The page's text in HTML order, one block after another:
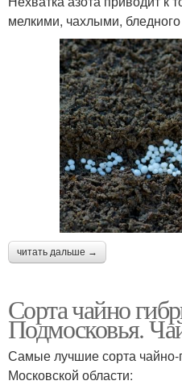
мелкими, чахлыми, бледного
читать дальше →
Сорта чайно
Подмосковья.
Самые лучшие сорта чайно-
Московской области: